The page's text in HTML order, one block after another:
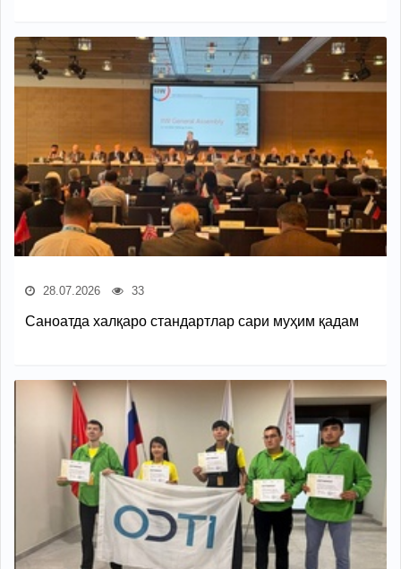
28.07.2026 33
Саноатда халқаро стандартлар сари муҳим қадам